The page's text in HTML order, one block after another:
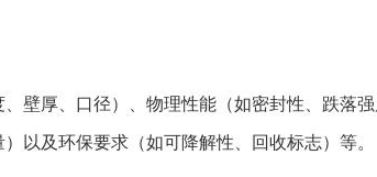
壁厚、口径）、物理性能（如密封性、跌落
以及环保要求（如可降解性、回收标志）等。